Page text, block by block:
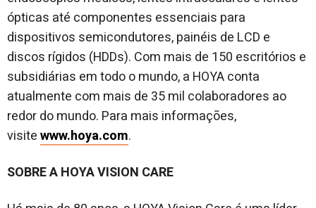
ópticas até componentes essenciais para
dispositivos semicondutores, painéis de LCD e
discos rígidos (HDDs). Com mais de 150 escritórios e
subsidiárias em todo o mundo, a HOYA conta
atualmente com mais de 35 mil colaboradores ao
redor do mundo. Para mais informações,
visitewww.hoya.com.
SOBRE A HOYA VISION CARE